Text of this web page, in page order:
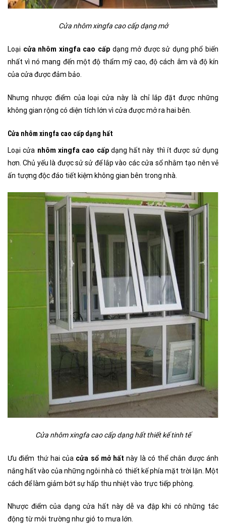
Cửa nhôm xingfa cao cấp dạng mở
Loại cửa nhôm xingfa cao cấp dạng mở được sử dụng phổ biến
nhất vì nó mang đến một độ thẩm mỹ cao, độ cách âm và độ kín
của cửa được đảm bảo.
Nhưng nhược điểm của loại cửa này là chỉ lắp đặt được những
không gian rộng có diện tích lớn vì cửa được mở ra hai bên.
Cửa nhôm xingfa cao cấp dạng hất
Loại cửa nhôm xingfa cao cấpdạng hất này thì ít được sử dụng
hơn. Chủ yếu là được sử sử để lắp vào các cửa sổ nhằm tạo nên vẻ
ấn tượng độc đáo tiết kiệm không gian bên trong nhà.
Cửa nhôm xingfa cao cấp dạng hất thiết kế tinh tế
Ưu điểm thứ hai của cửa sổ mở hất này là có thể chắn được ánh
nắng hất vào của những ngôi nhà có thiết kế phía mặt trời lặn. Một
cách để làm giảm bớt sự hấp thu nhiệt vào trực tiếp phòng.
Nhược điểm của dạng cửa hất này dễ va đập khi có những tác
động từ môi trường như gió to mưa lớn.